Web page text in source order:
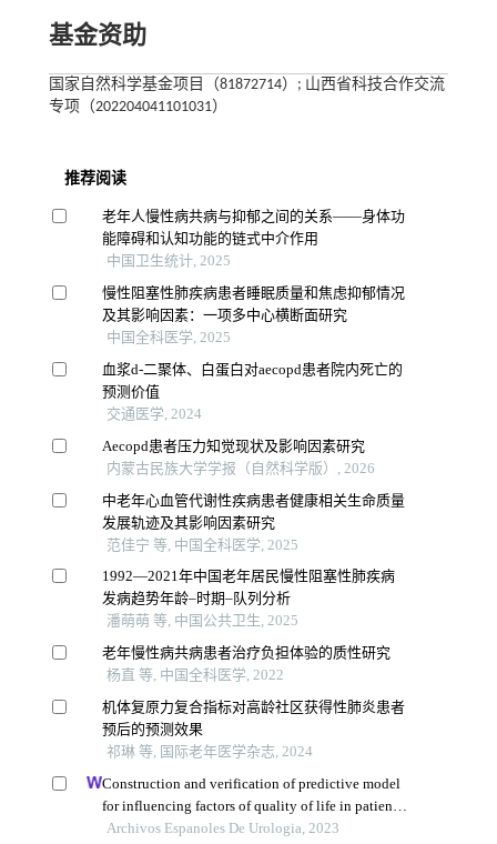
基金资助
国家自然科学基金项目（81872714）; 山西省科技合作交流
专项（202204041101031）